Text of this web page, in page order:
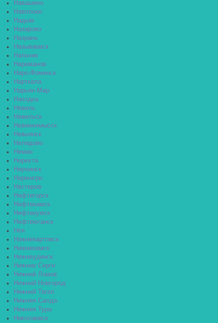
Навашино
Наволоки
Надым
Назарово
Назрань
Называевск
Нальчик
Нариманов
Наро-Фоминск
Нарткала
Нарьян-Мар
Находка
Невель
Невельск
Невинномысск
Невьянск
Нелидово
Неман
Нерехта
Нерчинск
Нерюнгри
Нестеров
Нефтегорск
Нефтекамск
Нефтекумск
Нефтеюганск
Нея
Нижневартовск
Нижнекамск
Нижнеудинск
Нижние Серги
Нижний Ломов
Нижний Новгород
Нижний Тагил
Нижняя Салда
Нижняя Тура
Николаевск